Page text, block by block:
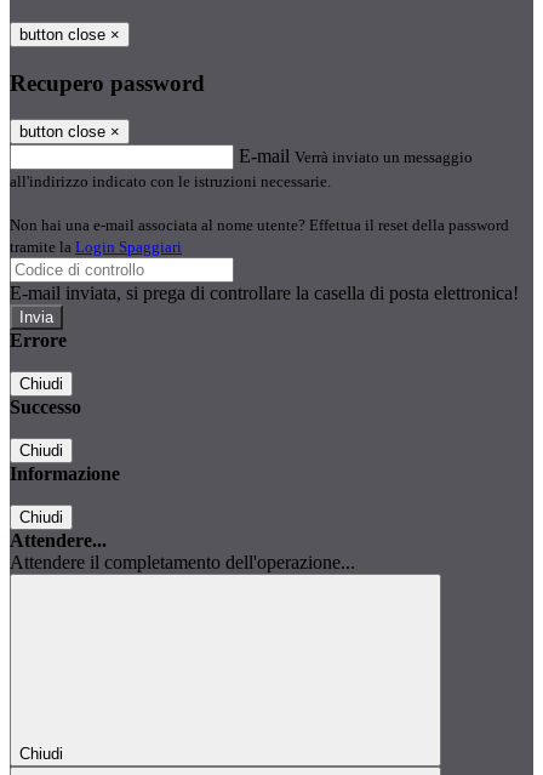
button close ×
Recupero password
button close ×
E-mail Verrà inviato un messaggio
all'indirizzo indicato con le istruzioni necessarie.
Non hai una e-mail associata al nome utente? Effettua il reset della password
tramite la Login Spaggiari
E-mail inviata, si prega di controllare la casella di posta elettronica!
Errore
Chiudi
Successo
Chiudi
Informazione
Chiudi
Attendere...
Attendere il completamento dell'operazione...
Chiudi